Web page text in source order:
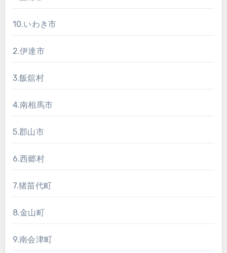
10.いわき市
2.伊達市
3.飯舘村
4.南相馬市
5.郡山市
6.西郷村
7.猪苗代町
8.金山町
9.南会津町